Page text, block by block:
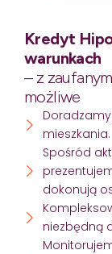
Kredyt
warunkach
– z
możliwe
mieszkania.
Spośród
dokonują
niezbędną